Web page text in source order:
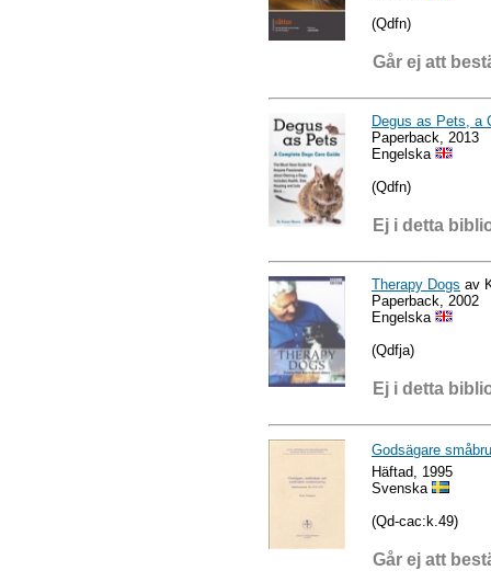
(Qdfn)
Går ej att
Degus as Pets, a
Paperback, 2013
Engelska
(Qdfn)
Ej i detta
Therapy Dogs av
Paperback, 2002
Engelska
(Qdfja)
Ej i detta
Godsägare
Häftad, 1995
Svenska
(Qd-cac:k.49)
Går ej att